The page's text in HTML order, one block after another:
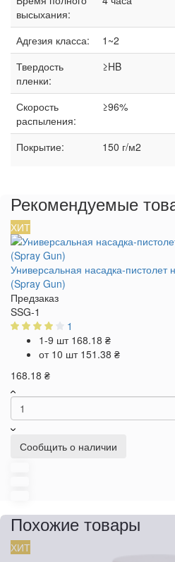
высыхания:
Адгезия класса:
1~2
Твердость
пленки:
≥HB
Скорость
распыления:
≥96%
Покрытие: 150 г/м2
Рекомендуемые
ХИТ
Универсальная насадка-пистолет
(Spray Gun)
Предзаказ
SSG-1
1
1-9 шт 168.18 ₴
от 10 шт 151.38 ₴
168.18 ₴
Сообщить о наличии
Похожие товары
ХИТ